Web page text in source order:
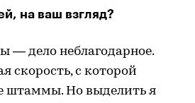
на ваш взгляд?
— дело неблагодарное.
скорость, с которой
штаммы. Но выделить я